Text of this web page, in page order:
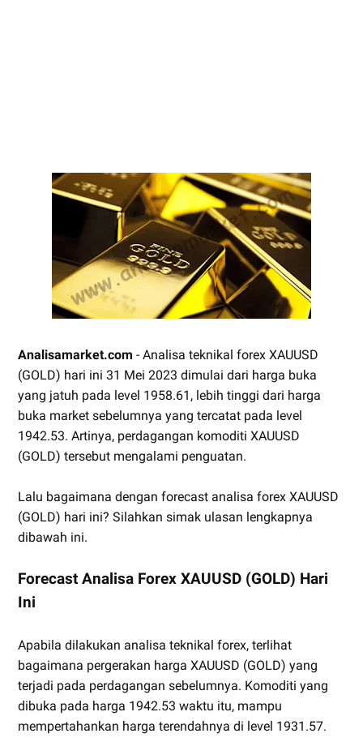
Analisamarket.com - Analisa teknikal forex XAUUSD
(GOLD) hari ini 31 Mei 2023 dimulai dari harga buka
yang jatuh pada level 1958.61, lebih tinggi dari harga
buka market sebelumnya yang tercatat pada level
1942.53. Artinya, perdagangan komoditi XAUUSD
(GOLD) tersebut mengalami penguatan.
Lalu bagaimana dengan forecast analisa forex XAUUSD
(GOLD) hari ini? Silahkan simak ulasan lengkapnya
dibawah ini.
Forecast Analisa Forex XAUUSD (GOLD) Hari
Ini
Apabila dilakukan analisa teknikal forex, terlihat
bagaimana pergerakan harga XAUUSD (GOLD) yang
terjadi pada perdagangan sebelumnya. Komoditi yang
dibuka pada harga 1942.53 waktu itu, mampu
mempertahankan harga terendahnya di level 1931.57.